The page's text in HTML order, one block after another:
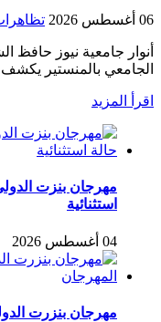
06 أغسطس 2026
أنوار جامعية نيوز حافظ
الجامعي بالمنستير يكشف
اقرأ المزيد
مهرجان بنزت
استثنائية
04 أغسطس 2026
مهرجان بنزرت